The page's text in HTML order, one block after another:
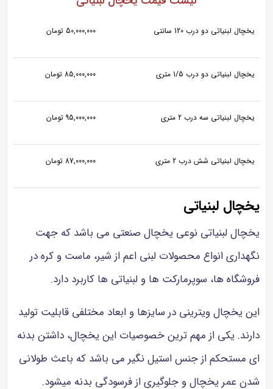
یخچال لبنیاتی دو درب 120 سانتی 50,000,000 تومان
یخچال لبنیاتی دو درب 1/5 متری 85,000,000 تومان
یخچال لبنیاتی سه درب 2 متری 95,000,000 تومان
یخچال لبنیاتی شش درب 2 متری 87,000,000 تومان
یخچال لبنیاتی
یخچال لبنیاتی نوعی یخچال صنعتی می باشد که جهت
نگهداری انواع محصولات لبنی اعم از شیر، ماست و کره در
فروشگاه ها، سوپرمارکت ها و لبنیاتی ها کاربرد دارد.
این یخچال ویترینی در سایزها و ابعاد مختلفی قابلیت تولید
دارند. یکی از مهم ترین خصوصیات این یخچال، داشتن بدنه
ای مستحکم از جنس استیل نگیر می باشد که باعث طولانی
شدن عمر یخچال و جلوگیری از فرسودگی بدنه میشود.